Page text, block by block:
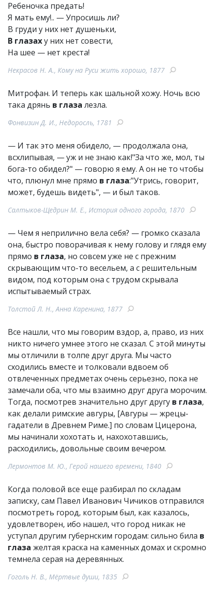
Ребеночка предать!
Я мать ему!.. — Упросишь ли?
В груди у них нет душеньки,
В глазаху них нет совести,
На шее — нет креста!
Некрасов Н. А., Кому на Руси жить хорошо, 1877
Митрофан. И теперь как шальной хожу. Ночь всю
така дрянь в глаза лезла.
Фонвизин Д. И., Недоросль, 1781
— И так это меня обидело, — продолжала она,
всхлипывая, — уж и не знаю как!"За что же, мол, ты
бога-то обидел?" — говорю я ему. А он не то чтобы
что, плюнул мне прямо в глаза:"Утрись, говорит,
может, будешь видеть", — и был таков.
Салтыков-Щедрин М. Е., История одного города, 1870
— Чем я неприлично вела себя? — громко сказала
она, быстро поворачивая к нему голову и глядя ему
прямо в глаза, но совсем уже не с прежним
скрывающим что-то весельем, а с решительным
видом, под которым она с трудом скрывала
испытываемый страх.
Толстой Л. Н., Анна Каренина, 1877
Все нашли, что мы говорим вздор, а, право, из них
никто ничего умнее этого не сказал. С этой минуты
мы отличили в толпе друг друга. Мы часто
сходились вместе и толковали вдвоем об
отвлеченных предметах очень серьезно, пока не
замечали оба, что мы взаимно друг друга морочим.
Тогда, посмотрев значительно друг другу в глаза,
как делали римские авгуры, [Авгуры — жрецы-
гадатели в Древнем Риме.] по словам Цицерона,
мы начинали хохотать и, нахохотавшись,
расходились, довольные своим вечером.
Лермонтов М. Ю., Герой нашего времени, 1840
Когда половой все еще разбирал по складам
записку, сам Павел Иванович Чичиков отправился
посмотреть город, которым был, как казалось,
удовлетворен, ибо нашел, что город никак не
уступал другим губернским городам: сильно била в
глаза желтая краска на каменных домах и скромно
темнела серая на деревянных.
Гоголь Н. В., Мёртвые души, 1835